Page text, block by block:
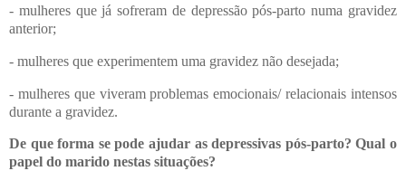
- mulheres que já sofreram de depressão pós-parto numa gravidez
anterior;
- mulheres que experimentem uma gravidez não desejada;
- mulheres que viveram problemas emocionais/ relacionais intensos
durante a gravidez.
De que forma se pode ajudar as depressivas pós-parto? Qual o
papel do marido nestas situações?